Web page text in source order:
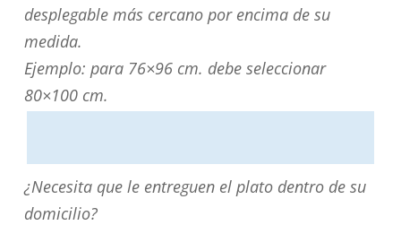
medida?
Puede
personalizarla
directamente
contactando
desplegable más cercano por encima de su
medida.
Ejemplo: para 76×96 cm. debe seleccionar
80×100 cm.
¿Necesita
que
¿Necesita que le entreguen el plato dentro de su
domicilio?